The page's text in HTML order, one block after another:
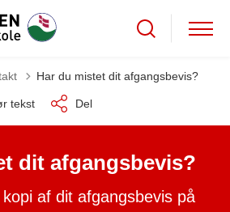
til Har du mistet dit afgangsbevis?
tekst Del
dit afgangsbevis?
af dit afgangsbevis på